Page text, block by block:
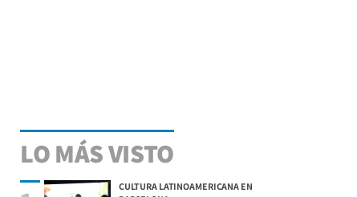
LO MÁS VISTO
CULTURA LATINOAMERICANA EN